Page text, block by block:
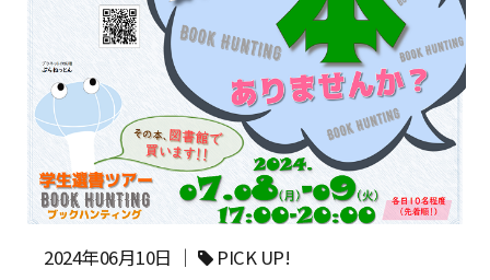
2024年06月10日 ｜ PICK UP!